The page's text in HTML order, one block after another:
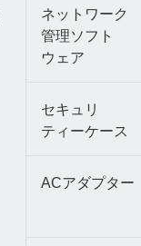
ネットワーク
管理ソフト
ウェア
セキュリ
ティーケース
ACアダプター